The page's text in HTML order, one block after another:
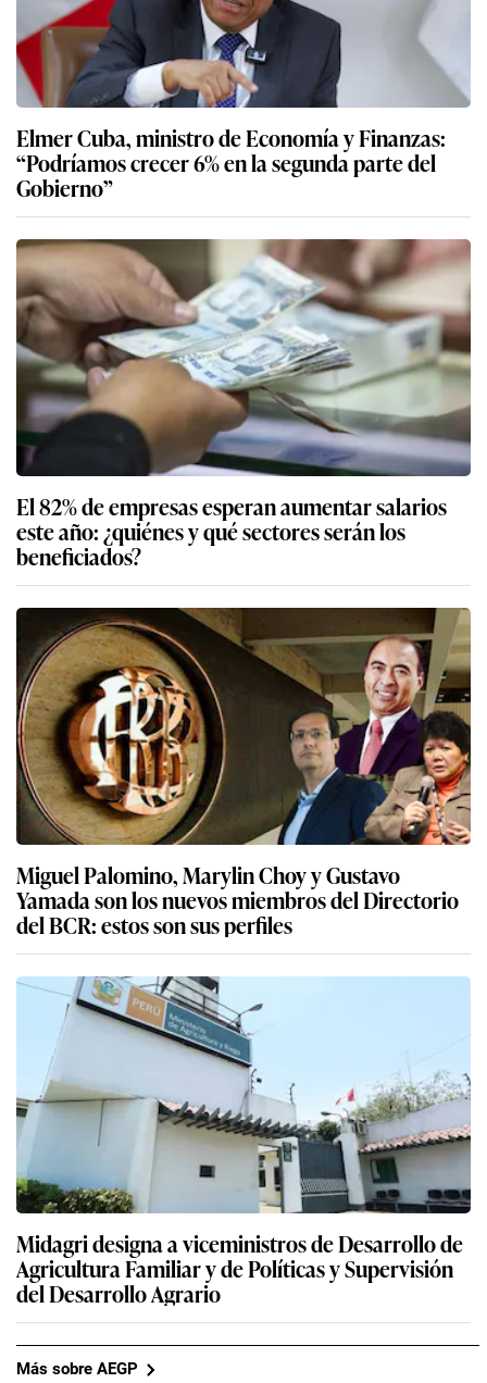
Elmer Cuba, ministro de Economía y Finanzas:
“Podríamos crecer 6% en la segunda parte del
Gobierno”
El 82% de empresas esperan aumentar salarios
este año: ¿quiénes y qué sectores serán los
beneficiados?
Miguel Palomino, Marylin Choy y Gustavo
Yamada son los nuevos miembros del Directorio
del BCR: estos son sus perfiles
Midagri designa a viceministros de Desarrollo de
Agricultura Familiar y de Políticas y Supervisión
del Desarrollo Agrario
Más sobre AEGP